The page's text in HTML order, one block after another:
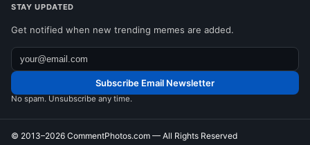
STAY UPDATED
Get notified when new trending memes are added.
Subscribe Email Newsletter
No spam. Unsubscribe any time.
© 2013–2026 CommentPhotos.com — All Rights Reserved